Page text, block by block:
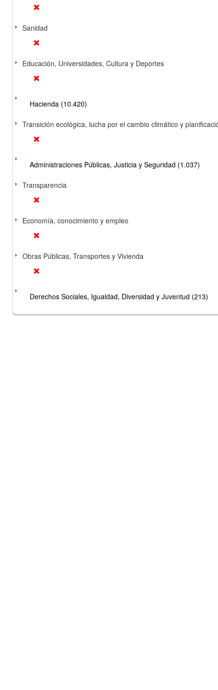
Sanidad
Educación, Universidades, Cultura y Deportes
Hacienda (10.420)
Transición ecológica, lucha por el cambio climático y
Administraciones Públicas, Justicia y Seguridad (1.037)
Transparencia
Economía, conocimiento y empleo
Obras Públicas, Transportes y Vivienda
Derechos Sociales, Igualdad, Diversidad y Juventud (213)